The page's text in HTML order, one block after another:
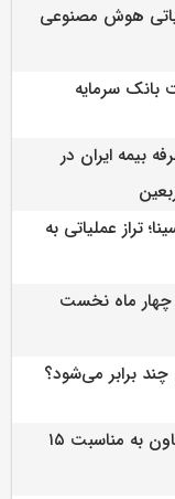
هوش مصنوعی
بانک سرمایه
بیمه ایران در
تراز عملیاتی به
چهار ماه نخست
برابر می‌شود؟
پیام مدیرعامل بانک توسعه تعاون به مناسبت ۱۵